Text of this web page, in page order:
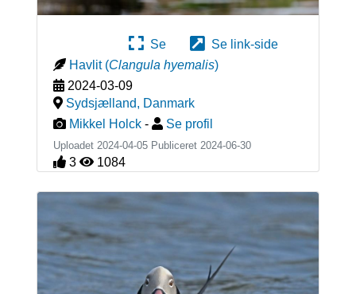
Se
Se link-side
Havlit (Clangula hyemalis)
2024-03-09
Sydsjælland, Danmark
Mikkel Holck - Se profil
Uploadet 2024-04-05 Publiceret 2024-06-30
3 1084